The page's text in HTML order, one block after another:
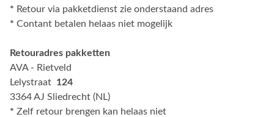
* Retour via pakketdienst zie onderstaand adres
* Contant betalen helaas niet mogelijk
Retouradres pakketten
AVA - Rietveld
Lelystraat 124
3364 AJ Sliedrecht (NL)
* Zelf retour brengen kan helaas niet